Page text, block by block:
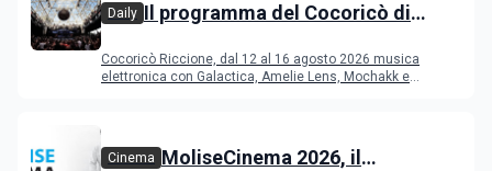
Daily Il programma del Cocoricò di
Cocoricò Riccione, dal 12 al 16 agosto 2026 musica
elettronica con Galactica, Amelie Lens, Mochakk e
Cinema MoliseCinema 2026, il